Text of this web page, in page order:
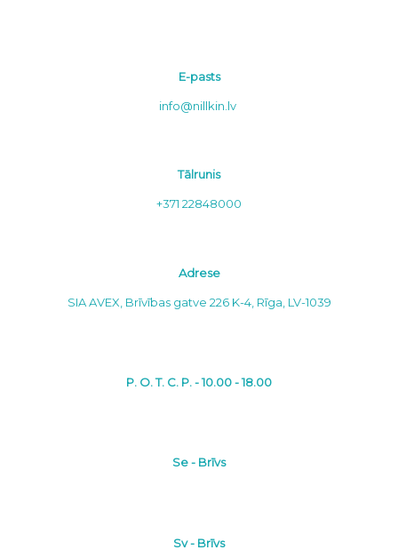
E-pasts
info@nillkin.lv
Tālrunis
+371 22848000
Adrese
SIA AVEX, Brīvības gatve 226 K-4, Rīga, LV-1039
P. O. T. C. P. - 10.00 - 18.00
Se - Brīvs
Sv - Brīvs